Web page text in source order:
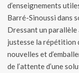
d’enseignements
Barré-Sinoussi dans
Dressant un parallèle
justesse la répétition
nouvelles et
de l’attente d’une